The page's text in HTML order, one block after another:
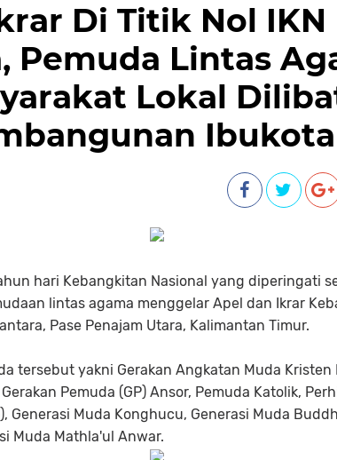
Di Titik Nol IKN
Pemuda Lintas
Lokal
hari Kebangkitan Nasional yang diperingati
lintas agama menggelar Apel dan Ikrar
Pase Penajam Utara, Kalimantan Timur.
tersebut yakni Gerakan Angkatan Muda Kristen
Pemuda (GP) Ansor, Pemuda Katolik,
Generasi Muda Konghucu, Generasi Muda
Muda Mathla'ul Anwar.